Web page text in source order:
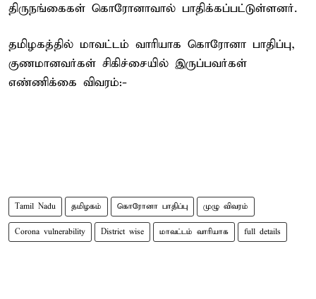
திருநங்கைகள் கொரோனாவால் பாதிக்கப்பட்டுள்ளனர்.
தமிழகத்தில் மாவட்டம் வாரியாக கொரோனா பாதிப்பு,
குணமானவர்கள் சிகிச்சையில் இருப்பவர்கள்
எண்ணிக்கை விவரம்:-
Tamil Nadu தமிழகம் கொரோனா பாதிப்பு முழு விவரம்
Corona vulnerability District wise மாவட்டம் வாரியாக full details